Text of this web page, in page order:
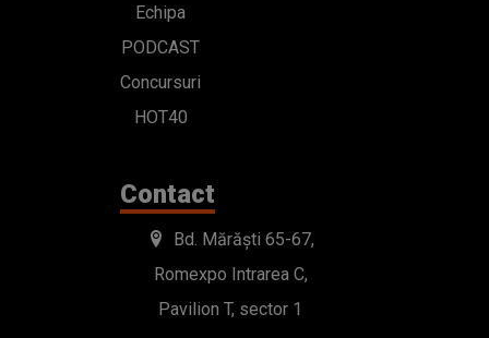
Echipa
PODCAST
Concursuri
HOT40
Contact
Bd. Mărăști 65-67,
Romexpo Intrarea C,
Pavilion T, sector 1